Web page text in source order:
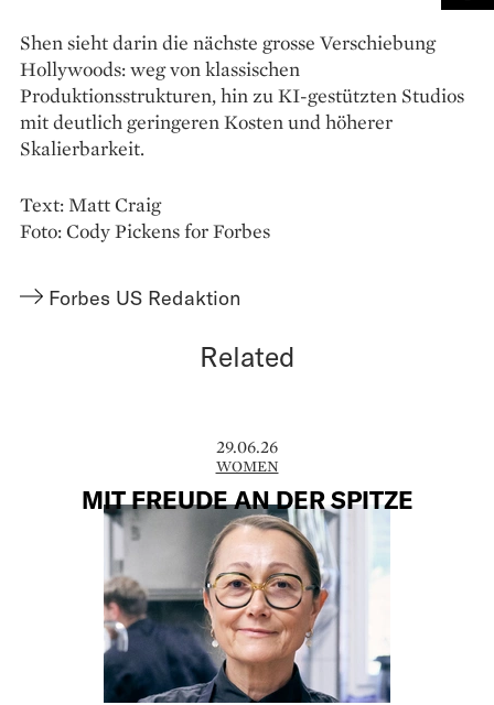
Shen sieht darin die nächste grosse Verschiebung
Hollywoods: weg von klassischen
Produktionsstrukturen, hin zu KI-gestützten Studios
mit deutlich geringeren Kosten und höherer
Skalierbarkeit.
Text: Matt Craig
Foto: Cody Pickens for Forbes
Forbes US Redaktion
Related
29.06.26
WOMEN
MIT FREUDE AN DER SPITZE